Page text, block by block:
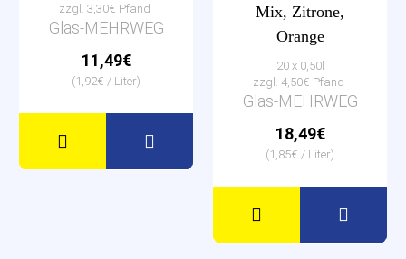
zzgl. 3,30€ Pfand
Glas-MEHRWEG
11,49€
(1,92€ / Liter)
Mix, Zitrone,
Orange
20 x 0,50l
zzgl. 4,50€ Pfand
Glas-MEHRWEG
18,49€
(1,85€ / Liter)